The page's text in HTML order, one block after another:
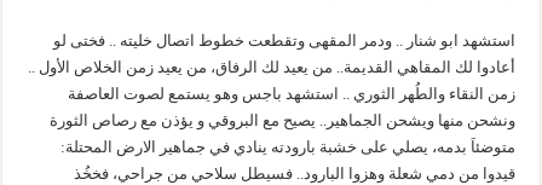
استشهد ابو شنار .. ودمر المقهى وتقطعت خطوط اتصال خليته .. فختى لو
أعادوا لك المقاهي القديمة.. من يعيد لك الرفاق، من يعيد زمن الخلاص الأول ..
زمن النقاء والطُهر الثوري .. استشهد باجس وهو يستمع لصوت العاصفة
ونشحن منها ويشحن الجماهير.. يصيح مع البروقي و يؤذن مع رصاص الثورة
متوضئاَ بدمه، يصلي على خشبة بارودته ينادي في جماهير الارض المحتلة:
قيدوا من دمي شعلة وهزوا البارود.. فسيطل سلاحي من جراحي، فخخُذ